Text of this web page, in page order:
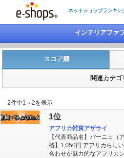
ネットショップランキン
インテリアファ
スコア順
関連カテゴ
2件中1～2を表示
1位
アフリカ雑貨アザライ
【代表商品名】パーニュ（
格】1,050円 アフリカらし
合わせが魅力的なアフリカ